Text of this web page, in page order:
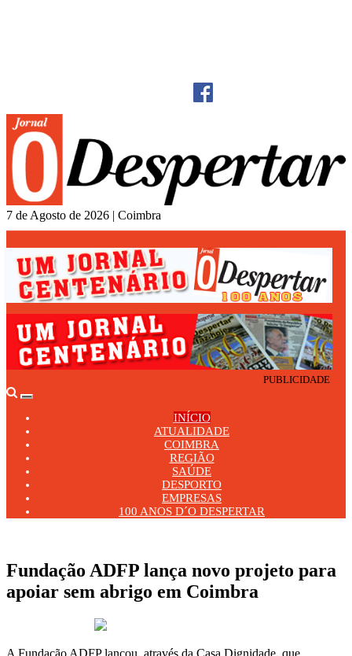
7 de Agosto de 2026 | Coimbra
PUBLICIDADE
Toggle
INÍCIO
ATUALIDADE
COIMBRA
REGIÃO
SAÚDE
DESPORTO
EMPRESAS
100 ANOS D´O DESPERTAR
Fundação ADFP lança novo projeto para
apoiar sem abrigo em Coimbra
A Fundação ADFP lançou, através da Casa Dignidade, que